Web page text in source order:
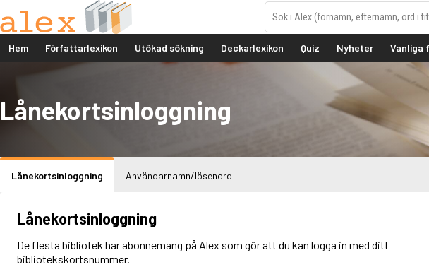
Hem Författarlexikon Utökad sökning Deckarlexikon Quiz Nyheter Vanliga
Lånekortsinloggning
Lånekortsinloggning Användarnamn/lösenord
Lånekortsinloggning
De flesta bibliotek har abonnemang på Alex som gör att du kan logga in med ditt
bibliotekskortsnummer.